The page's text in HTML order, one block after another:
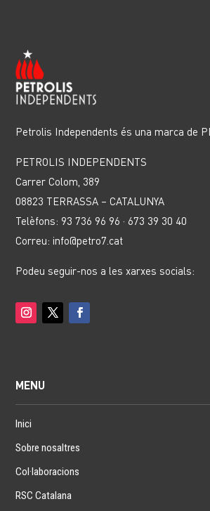
Petrolis Independents és una marca de
PETROLIS INDEPENDENTS
Carrer Colom, 389
08823 TERRASSA – CATALUNYA
Telèfons: 93 736 96 96 · 673 39 30 40
Correu: info@petro7.cat
Podeu seguir-nos a les xarxes socials:
MENU
Inici
Sobre nosaltres
Col·laboracions
RSC Catalana